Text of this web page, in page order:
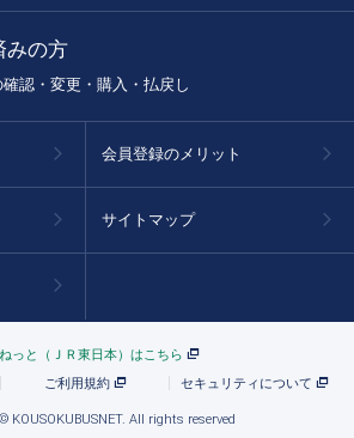
みの方
認・変更・購入・払戻し
会員登録のメリット
サイトマップ
っと（ＪＲ東日本）はこちら
ご利用規約 セキュリティについて
KOUSOKUBUSNET. All rights reserved